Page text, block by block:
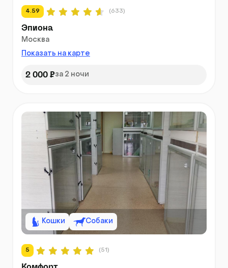
4.59 (633)
Эпиона
Москва
Показать на карте
2 000 ₽за 2 ночи
Кошки Собаки
5 (51)